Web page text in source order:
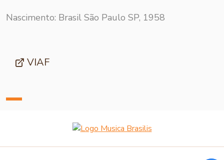
Nascimento: Brasil São Paulo SP, 1958
VIAF